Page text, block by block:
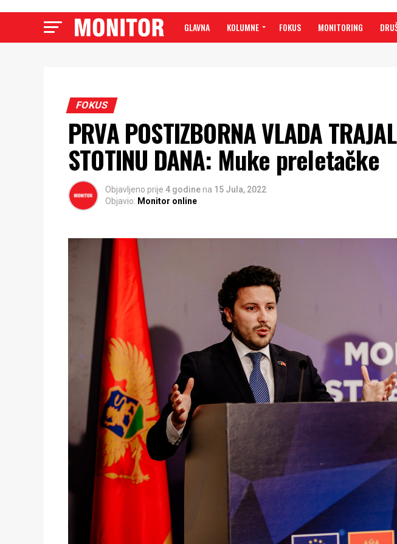
GLAVNA KOLUMNE FOKUS MONITORING
FOKUS
PRVA POSTIZBORNA VLADA
STOTINU DANA: Muke preletačke
Objavljeno prije 4 godine na 15 Jula, 2022
Objavio: Monitor online